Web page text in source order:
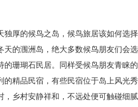
独厚的候鸟之岛，候鸟旅居该如何选
天的涠洲岛，绝大多数候鸟朋友们会
的珊瑚石民居。同样受候鸟朋友青睐
的精品民宿，有些民宿位于岛上风光
，乡村安静祥和，不远处便可触碰细